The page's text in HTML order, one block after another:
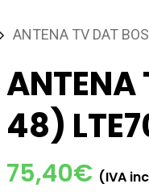
ANTENA TV DAT
ANTENA
48)
75,40€ (IVA